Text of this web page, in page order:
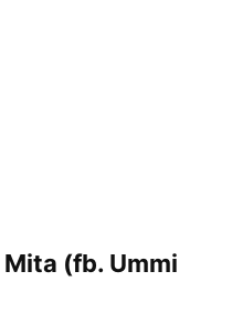
(fb. Ummi